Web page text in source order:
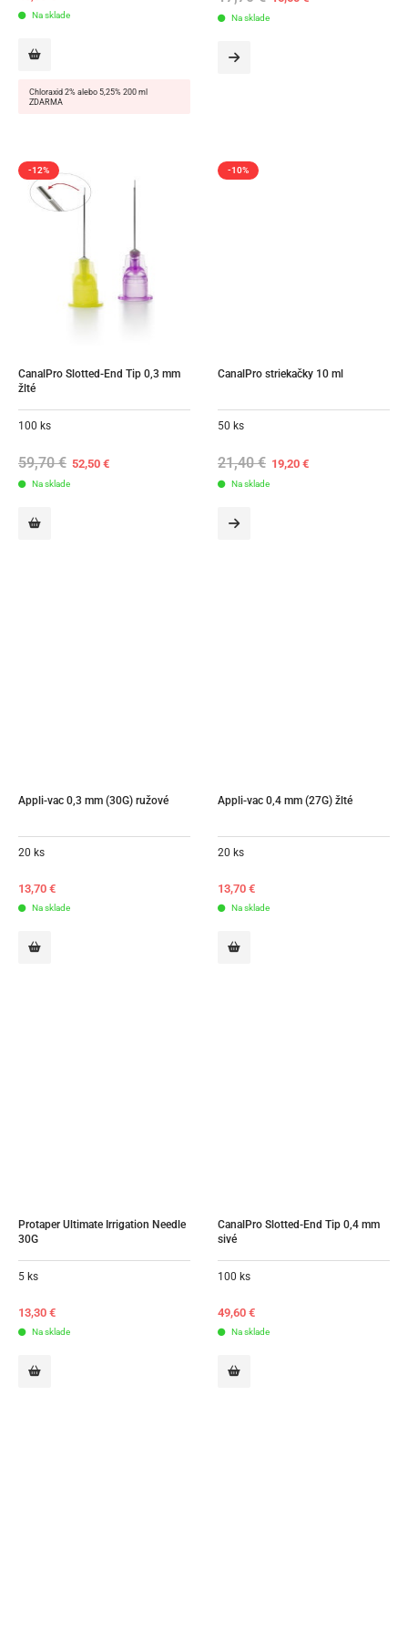
Na sklade
Chloraxid 2% alebo 5,25% 200 ml
ZDARMA
price
Na sklade
-12%
CanalPro Slotted-End Tip 0,3 mm
žlté
100 ks
59,70€ Original
price
52,50€Current
Na sklade
-10%
CanalPro striekačky 10 ml
50 ks
21,40€ Original
price
19,20€Current
Na sklade
Appli-vac 0,3 mm (30G) ružové
20 ks
13,70 €
Na sklade
Appli-vac 0,4 mm (27G) žlté
20 ks
13,70 €
Na sklade
Protaper Ultimate Irrigation Needle
30G
5 ks
13,30 €
Na sklade
CanalPro Slotted-End Tip 0,4 mm
sivé
100 ks
49,60 €
Na sklade